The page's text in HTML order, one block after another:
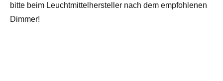
bitte beim Leuchtmittelhersteller nach dem empfohlenen
Dimmer!